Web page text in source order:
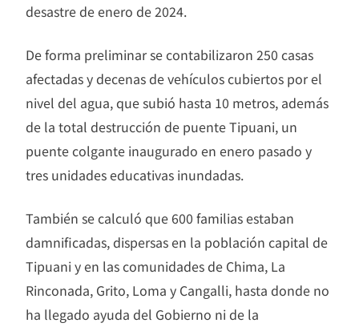
desastre de enero de 2024.
De forma preliminar se contabilizaron 250 casas
afectadas y decenas de vehículos cubiertos por el
nivel del agua, que subió hasta 10 metros, además
de la total destrucción de puente Tipuani, un
puente colgante inaugurado en enero pasado y
tres unidades educativas inundadas.
También se calculó que 600 familias estaban
damnificadas, dispersas en la población capital de
Tipuani y en las comunidades de Chima, La
Rinconada, Grito, Loma y Cangalli, hasta donde no
ha llegado ayuda del Gobierno ni de la